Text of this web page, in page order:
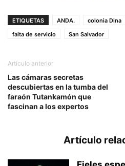
ETIQUETAS ANDA. colonia Dina
falta de servicio
San Salvador
Artículo anterior
Las cámaras secretas
descubiertas en la tumba del
faraón Tutankamón que
fascinan a los expertos
Artículo